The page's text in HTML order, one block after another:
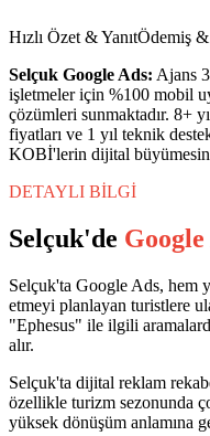
Hızlı Özet & YanıtÖdemiş
Selçuk Google Ads: Ajans
işletmeler için %100 mobil
çözümleri sunmaktadır. 8+
fiyatları ve 1 yıl teknik
KOBİ'lerin dijital
DETAYLI BİLGİ
Selçuk'de Google
Selçuk'ta Google Ads, hem
etmeyi planlayan turistlere
"Ephesus" ile ilgili
alır.
Selçuk'ta dijital reklam
özellikle turizm sezonunda
yüksek dönüşüm anlamına